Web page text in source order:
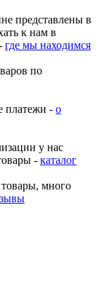
представлены в
к нам в
где мы находимся
по
платежи - о
у нас
- каталог
много